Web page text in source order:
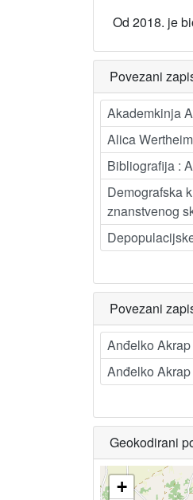
Od 2018. je
Povezani
Akademkinja
Alica
Bibliografija :
Demografska
znanstvenog
Povezani
Anđelko Akrap
Anđelko Akrap
Geokodirani
+